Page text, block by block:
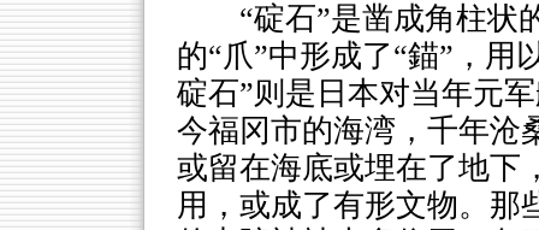
“碇石”是凿成角柱状
的“爪”中形成了“錨”，用
碇石”则是日本对当年元
今福冈市的海湾，千年沧
或留在海底或埋在了地下
用，或成了有形文物。那